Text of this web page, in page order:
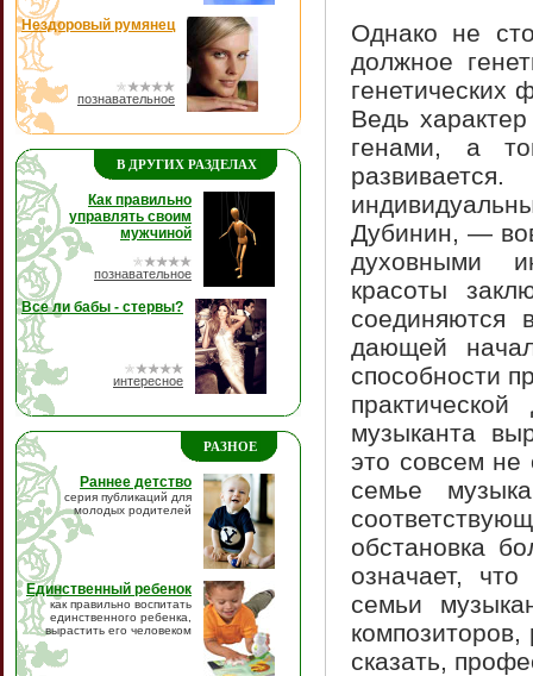
Нездоровый румянец
познавательное
В ДРУГИХ РАЗДЕЛАХ
Как правильно
управлять своим
мужчиной
познавательное
Все ли бабы - стервы?
интересное
РАЗНОЕ
Раннее детство
серия публикаций для
молодых родителей
Единственный ребенок
как правильно воспитать
единственного ребенка,
вырастить его человеком
Однако не
должное
генетических
Ведь
генами, а
Дубинин, —
духовными
красоты
соединяются
дающей
способности
музыканта
это совсем не
семье
обстановка
означает,
семьи
сказать,